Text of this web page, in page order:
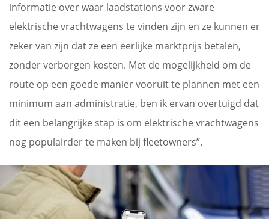
informatie over waar laadstations voor zware
elektrische vrachtwagens te vinden zijn en ze kunnen er
zeker van zijn dat ze een eerlijke marktprijs betalen,
zonder verborgen kosten. Met de mogelijkheid om de
route op een goede manier vooruit te plannen met een
minimum aan administratie, ben ik ervan overtuigd dat
dit een belangrijke stap is om elektrische vrachtwagens
nog populairder te maken bij fleetowners”.